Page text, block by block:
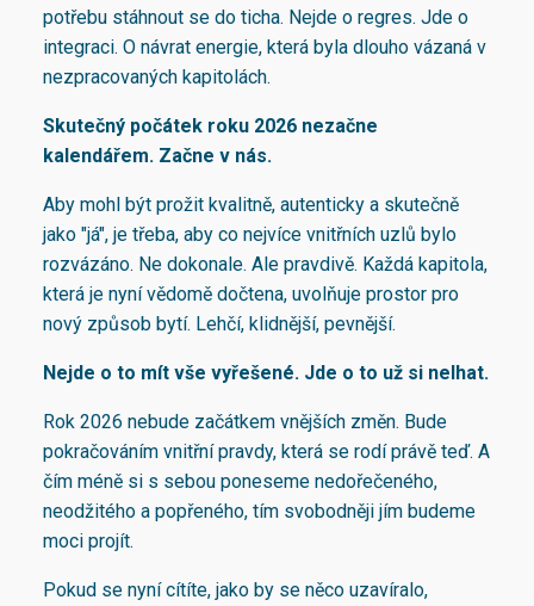
potřebu stáhnout se do ticha. Nejde o regres. Jde o
integraci. O návrat energie, která byla dlouho vázaná v
nezpracovaných kapitolách.
Skutečný počátek roku 2026 nezačne
kalendářem. Začne v nás.
Aby mohl být prožit kvalitně, autenticky a skutečně
jako "já", je třeba, aby co nejvíce vnitřních uzlů bylo
rozvázáno. Ne dokonale. Ale pravdivě. Každá kapitola,
která je nyní vědomě dočtena, uvolňuje prostor pro
nový způsob bytí. Lehčí, klidnější, pevnější.
Nejde o to mít vše vyřešené. Jde o to už si nelhat.
Rok 2026 nebude začátkem vnějších změn. Bude
pokračováním vnitřní pravdy, která se rodí právě teď. A
čím méně si s sebou poneseme nedořečeného,
neodžitého a popřeného, tím svobodněji jím budeme
moci projít.
Pokud se nyní cítíte, jako by se něco uzavíralo,